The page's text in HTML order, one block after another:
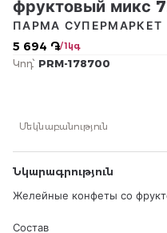
фруктовый микс
5 694 ֏/ 1կգ
ПАРМА СУПЕРМАРКЕТ
Կոդ՝ PRM-178700
Մեկնաբանություն
Նկարագրություն
Желейные конфеты со
Состав